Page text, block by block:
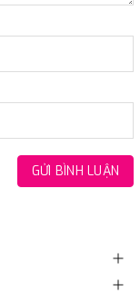
GỬI BÌNH LUẬN